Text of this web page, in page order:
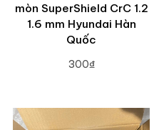
mòn SuperShield CrC 1.2
1.6 mm Hyundai Hàn
Quốc
300₫